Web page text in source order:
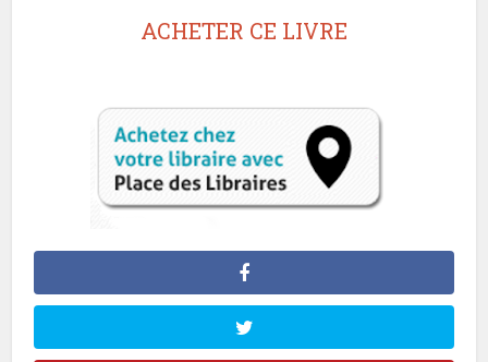
ACHETER CE LIVRE